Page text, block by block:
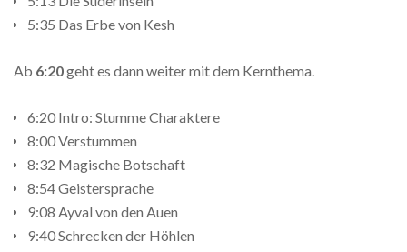
5:35 Das Erbe von Kesh
Ab 6:20geht es dann weiter mit dem Kernthema.
6:20 Intro: Stumme Charaktere
8:00 Verstummen
8:32 Magische Botschaft
8:54 Geistersprache
9:08 Ayval von den Auen
9:40 Schrecken der Höhlen